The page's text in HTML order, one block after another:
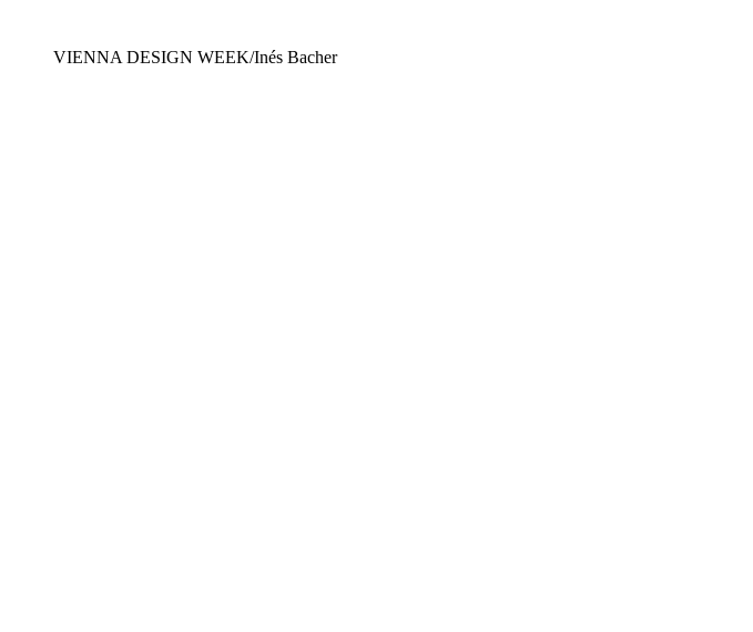
VIENNA DESIGN WEEK/Inés Bacher